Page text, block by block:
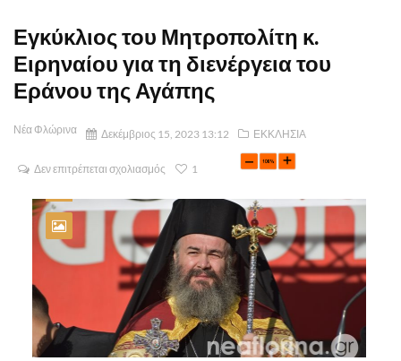
Εγκύκλιος του Μητροπολίτη κ.
Ειρηναίου για τη διενέργεια του
Εράνου της Αγάπης
Νέα Φλώρινα Δεκέμβριος 15, 2023 13:12 ΕΚΚΛΗΣΙΑ
Δεν επιτρέπεται σχολιασμός 1